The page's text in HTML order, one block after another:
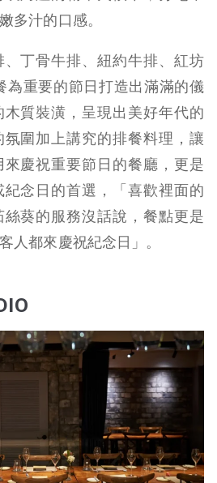
多汁的口感。
丁骨牛排、紐約牛排、紅坊
重要的節日打造出滿滿的儀
質裝潢，呈現出美好年代的
圍加上講究的排餐料理，讓
慶祝重要節日的餐廳，更是
念日的首選，「喜歡裡面的
葵的服務沒話說，餐點更是
人都來慶祝紀念日」。